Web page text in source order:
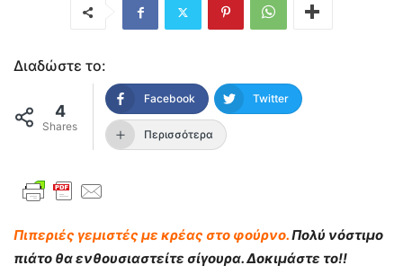
Διαδώστε το:
4
Shares
Facebook Twitter
Περισσότερα
Πιπεριές γεμιστές με κρέας στο φούρνο.Πολύ νόστιμο
πιάτο θα ενθουσιαστείτε σίγουρα. Δοκιμάστε το!!